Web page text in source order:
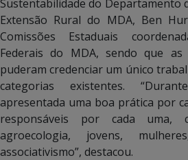
Sustentabilidade do Departamento
Extensão Rural do MDA, Ben
Comissões Estaduais
Federais do MDA, sendo que
puderam credenciar um único
categorias existentes.
apresentada uma boa prática por
responsáveis por cada uma,
agroecologia, jovens,
associativismo”, destacou.